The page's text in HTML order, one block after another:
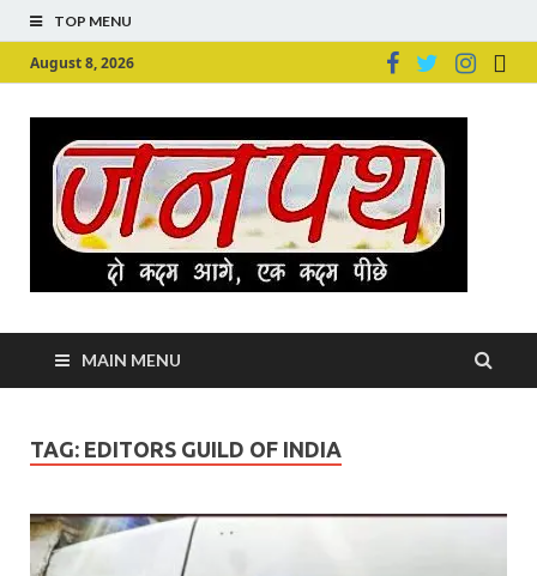
TOP MENU
August 8, 2026
MAIN MENU
TAG: EDITORS GUILD OF INDIA